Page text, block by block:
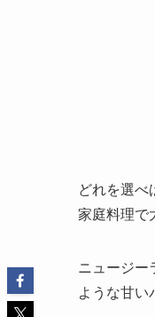
どれを選べ
家庭料理で
ニュージー
ような甘い